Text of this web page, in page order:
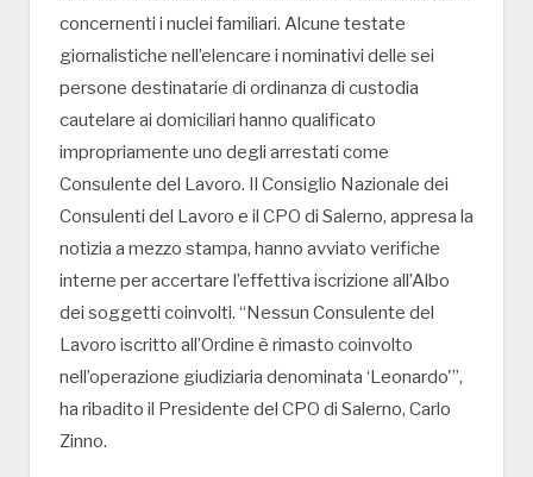
concernenti i nuclei familiari. Alcune testate
giornalistiche nell’elencare i nominativi delle sei
persone destinatarie di ordinanza di custodia
cautelare ai domiciliari hanno qualificato
impropriamente uno degli arrestati come
Consulente del Lavoro. Il Consiglio Nazionale dei
Consulenti del Lavoro e il CPO di Salerno, appresa la
notizia a mezzo stampa, hanno avviato verifiche
interne per accertare l’effettiva iscrizione all’Albo
dei soggetti coinvolti. “Nessun Consulente del
Lavoro iscritto all’Ordine è rimasto coinvolto
nell’operazione giudiziaria denominata ‘Leonardo'”,
ha ribadito il Presidente del CPO di Salerno, Carlo
Zinno.